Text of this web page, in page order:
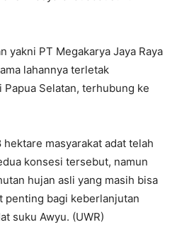
yakni PT Megakarya Jaya Raya
lahannya terletak
Selatan, terhubung ke
masyarakat adat telah
konsesi tersebut, namun
hujan asli yang masih bisa
penting bagi keberlanjutan
suku Awyu. (UWR)